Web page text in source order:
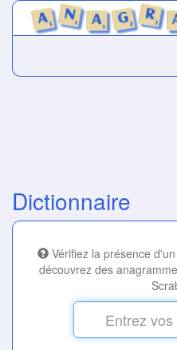
Dictionnaire
Vérifiez la présence
découvrez des